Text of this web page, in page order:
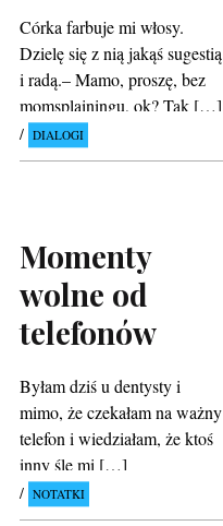
Córka farbuje mi włosy.
Dzielę się z nią jakąś sugestią
i radą.– Mamo, proszę, bez
momsplainingu, ok? Tak […]
DIALOGI
Momenty
wolne od
telefonów
Byłam dziś u dentysty i
mimo, że czekałam na ważny
telefon i wiedziałam, że ktoś
inny śle mi […]
NOTATKI